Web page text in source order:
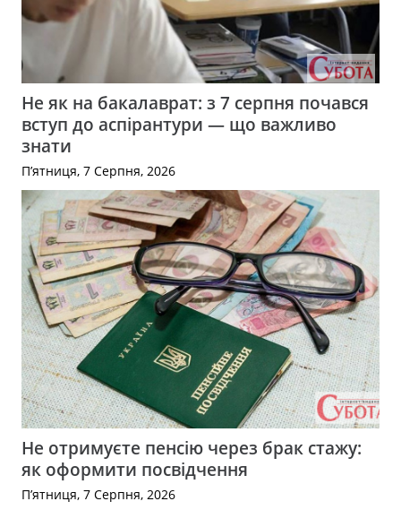
Не як на бакалаврат: з 7 серпня почався
вступ до аспірантури — що важливо
знати
П’ятниця, 7 Серпня, 2026
Не отримуєте пенсію через брак стажу:
як оформити посвідчення
П’ятниця, 7 Серпня, 2026